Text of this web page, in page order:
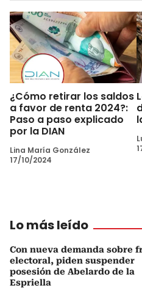
¿Cómo retirar los saldos
a favor de renta 2024?:
Paso a paso explicado
por la DIAN
Lina María González
17/10/2024
Lo más leído
Con nueva demanda sobre
electoral, piden suspender
posesión de Abelardo de la
Espriella